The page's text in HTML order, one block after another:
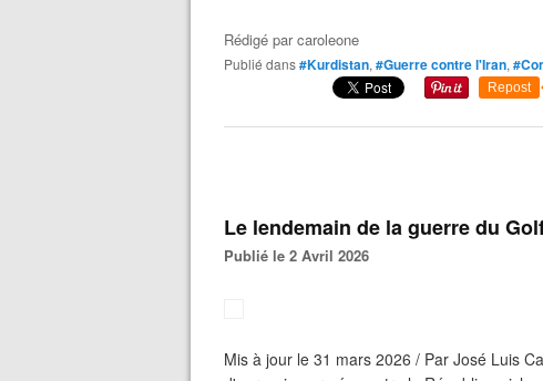
Rédigé parcaroleone
Publié dans#Kurdistan, #Guerre contre l'Iran,
Repost
Le lendemain de la guerre du
Publié le 2 Avril 2026
Mis à jour le 31 mars 2026 / Par José Luis